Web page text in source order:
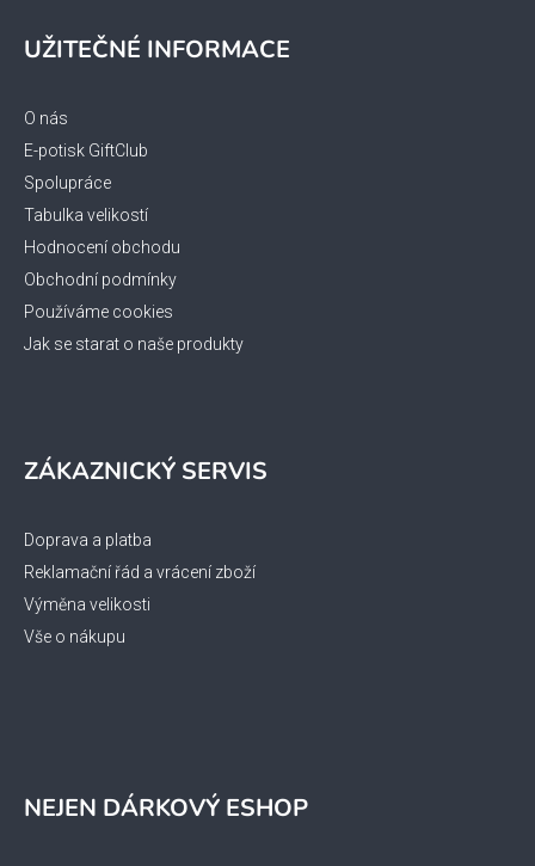
UŽITEČNÉ INFORMACE
O nás
E-potisk GiftClub
Spolupráce
Tabulka velikostí
Hodnocení obchodu
Obchodní podmínky
Používáme cookies
Jak se starat o naše produkty
ZÁKAZNICKÝ SERVIS
Doprava a platba
Reklamační řád a vrácení zboží
Výměna velikosti
Vše o nákupu
NEJEN DÁRKOVÝ ESHOP